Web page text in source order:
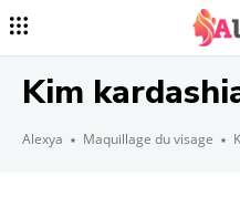
Kim
Alexya Maquillage du visage